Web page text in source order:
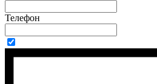
Телефон